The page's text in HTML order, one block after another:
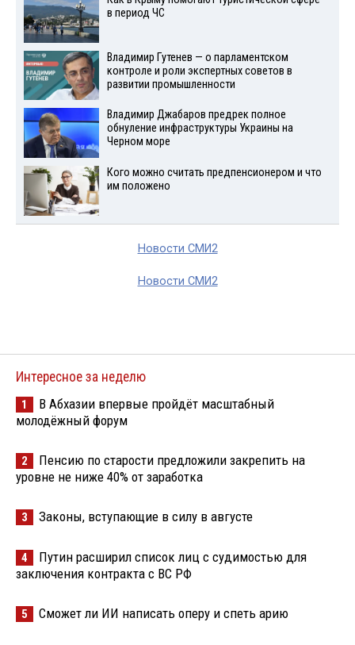
в период ЧС
Владимир Гутенев — о парламентском
контроле и роли экспертных советов в
развитии промышленности
Владимир Джабаров предрек полное
обнуление инфраструктуры Украины на
Черном море
Кого можно считать предпенсионером и что
им положено
Новости СМИ2
Новости СМИ2
Интересное за неделю
1
В Абхазии впервые пройдёт масштабный
молодёжный форум
2
Пенсию по старости предложили закрепить на
уровне не ниже 40% от заработка
3 Законы, вступающие в силу в августе
4
Путин расширил список лиц с судимостью для
заключения контракта с ВС РФ
5 Сможет ли ИИ написать оперу и спеть арию